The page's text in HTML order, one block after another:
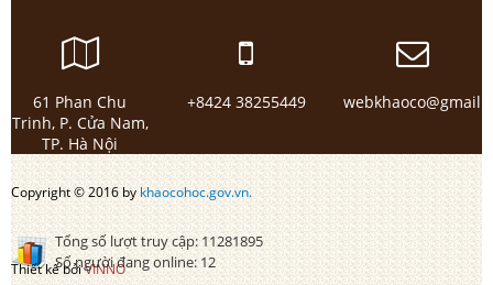
61 Phan Chu
Trinh, P. Cửa Nam,
TP. Hà Nội
+8424 38255449
Copyright © 2016 bykhaocohoc.gov.vn.
Thiết kế bởiVINNO
Tổng số lượt truy cập:11281895
Số người đang online:12